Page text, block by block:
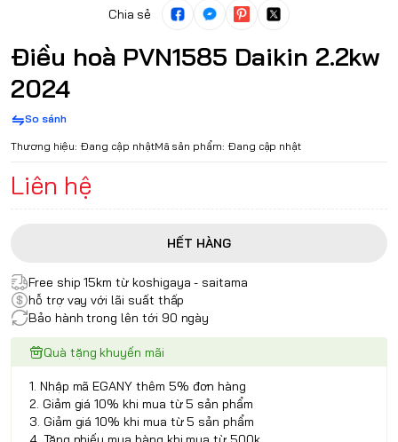
Chia sẻ
Điều hoà PVN1585 Daikin 2.2kw
2024
So sánh
Thương hiệu: Đang cập nhậtMã sản phẩm: Đang cập nhật
Liên hệ
HẾT HÀNG
Free ship 15km từ koshigaya - saitama
hỗ trợ vay với lãi suất thấp
Bảo hành trong lên tới 90 ngày
Quà tặng khuyến mãi
1. Nhập mã EGANY thêm 5% đơn hàng
2. Giảm giá 10% khi mua từ 5 sản phẩm
3. Giảm giá 10% khi mua từ 5 sản phẩm